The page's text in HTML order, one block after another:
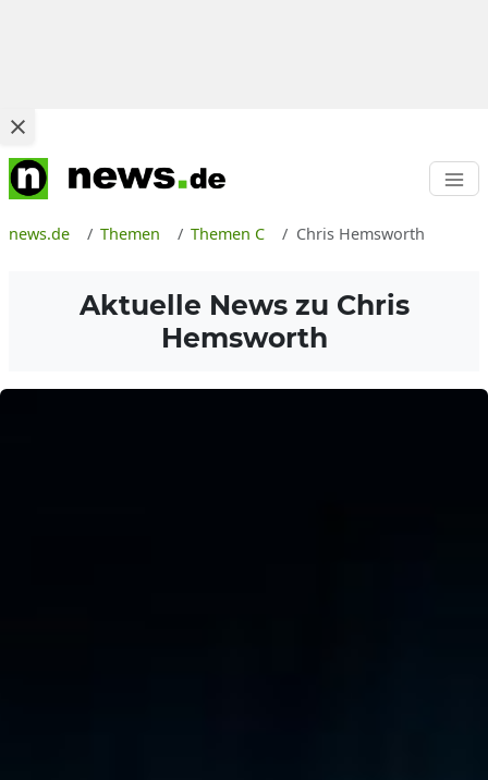
news.de Themen Themen C Chris Hemsworth
Aktuelle News zu Chris
Hemsworth